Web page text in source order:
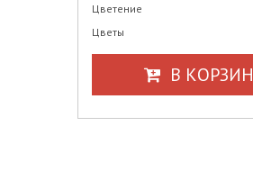
Цветение
Цветы
В